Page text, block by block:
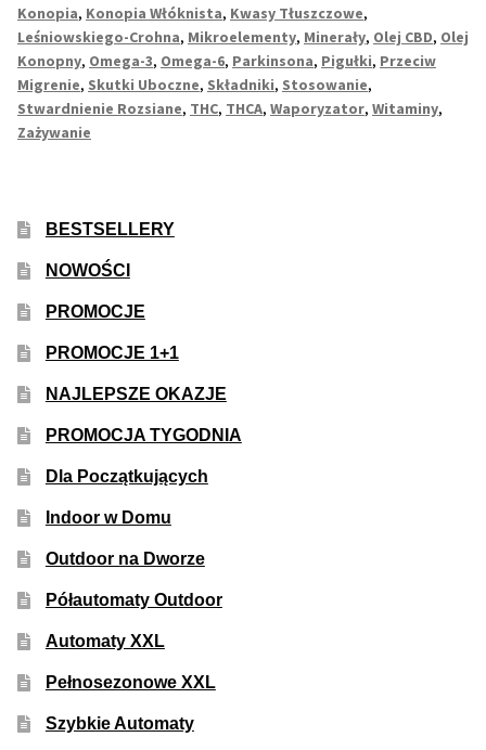
Przewaga Indica
Przewaga Sativa
50% Indica i 50% Sativa
Mix Paczki i Zestawy
Duże Oryginalne Opakowania
TOP 10 Auto
TOP 10 Outdoor
Producenci Nasion
Fajki Wodne
Inne Akcesoria
CBD
Konopia, Konopia Włóknista, Kwasy Tłuszczowe,
Leśniowskiego-Crohna, Mikroelementy, Minerały, Olej CBD, Olej
Konopny, Omega-3, Omega-6, Parkinsona, Pigułki, Przeciw
Migrenie, Skutki Uboczne, Składniki, Stosowanie,
Stwardnienie Rozsiane, THC, THCA, Waporyzator, Witaminy,
Zażywanie
BESTSELLERY
NOWOŚCI
PROMOCJE
PROMOCJE 1+1
NAJLEPSZE OKAZJE
PROMOCJA TYGODNIA
Dla Początkujących
Indoor w Domu
Outdoor na Dworze
Półautomaty Outdoor
Automaty XXL
Pełnosezonowe XXL
Szybkie Automaty